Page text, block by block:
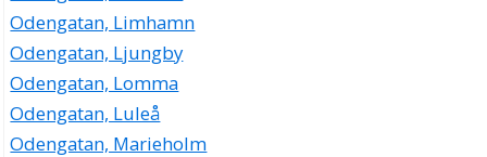
Odengatan, Limhamn
Odengatan, Ljungby
Odengatan, Lomma
Odengatan, Luleå
Odengatan, Marieholm